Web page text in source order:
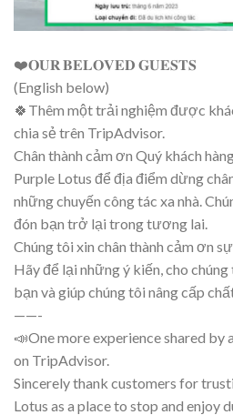
❤️𝐎𝐔𝐑 𝐁𝐄𝐋𝐎𝐕𝐄𝐃 𝐆𝐔𝐄𝐒𝐓𝐒
(English below)
🍀Thêm một trải nghiệm được
chia sẻ trên TripAdvisor.
Chân thành cảm ơn Quý khách
Purple Lotus để địa điểm dừng
những chuyến công tác xa nhà.
đón bạn trở lại trong tương lai.
Chúng tôi xin chân thành cảm ơn
Hãy để lại những ý kiến, cho
bạn và giúp chúng tôi nâng cấp
——-
📣One more experience shared by
on TripAdvisor.
Sincerely thank customers for
Lotus as a place to stop and enjoy